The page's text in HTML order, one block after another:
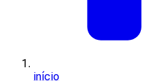
início